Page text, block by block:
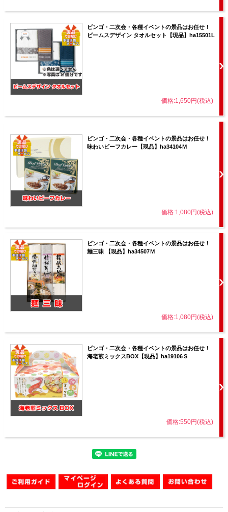
ビンゴ・二次会・各種イベントの景品はお任せ！
ビームスデザイン タオルセット【現品】ha15501L
価格:1,650円(税込)
ビンゴ・二次会・各種イベントの景品はお任せ！
味わいビーフカレー【現品】ha34104Ｍ
価格:1,080円(税込)
ビンゴ・二次会・各種イベントの景品はお任せ！
麺三昧 【現品】ha34507Ｍ
価格:1,080円(税込)
ビンゴ・二次会・各種イベントの景品はお任せ！
海老煎ミックスBOX【現品】ha19106Ｓ
価格:550円(税込)